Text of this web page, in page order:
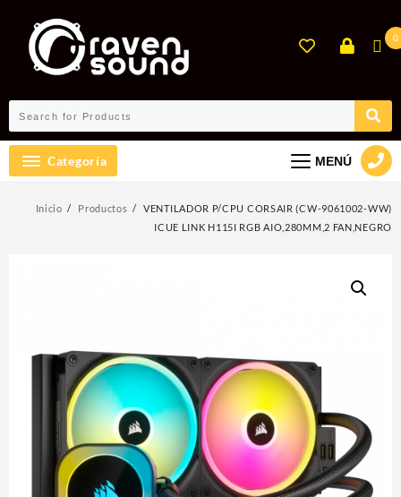
contenido
0
Categoría MENÚ
Inicio Productos
VENTILADOR P/CPU CORSAIR (CW-9061002-WW)
ICUE LINK H115I RGB AIO,280MM,2 FAN,NEGRO